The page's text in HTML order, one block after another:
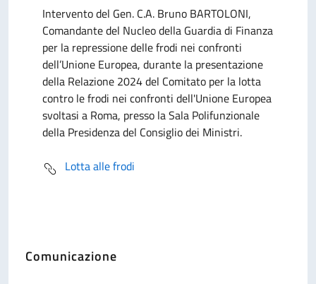
Intervento del Gen. C.A. Bruno BARTOLONI,
Comandante del Nucleo della Guardia di Finanza
per la repressione delle frodi nei confronti
dell’Unione Europea, durante la presentazione
della Relazione 2024 del Comitato per la lotta
contro le frodi nei confronti dell'Unione Europea
svoltasi a Roma, presso la Sala Polifunzionale
della Presidenza del Consiglio dei Ministri.
Lotta alle frodi
Comunicazione